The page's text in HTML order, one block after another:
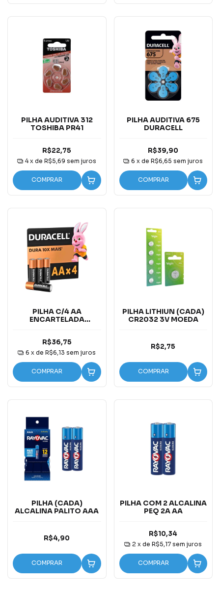
PILHA AUDITIVA 312
TOSHIBA PR41
R$22,75
4 x deR$5,69 sem juros
COMPRAR
PILHA AUDITIVA 675
DURACELL
R$39,90
6 x deR$6,65 sem juros
COMPRAR
PILHA C/4 AA
ENCARTELADA
R$36,75
6 x deR$6,13 sem juros
COMPRAR
PILHA LITHIUN (CADA)
CR2032 3V MOEDA
R$2,75
COMPRAR
PILHA (CADA)
ALCALINA PALITO AAA
R$4,90
COMPRAR
PILHA COM 2 ALCALINA
PEQ 2A AA
R$10,34
2 x deR$5,17 sem juros
COMPRAR